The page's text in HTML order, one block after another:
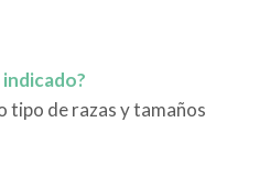
indicado?
tipo de razas y tamaños